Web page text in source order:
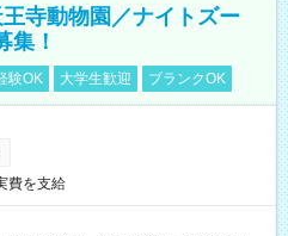
寺動物園／ナイトズー
集！
験OK 大学生歓迎 ブランクOK
費を支給